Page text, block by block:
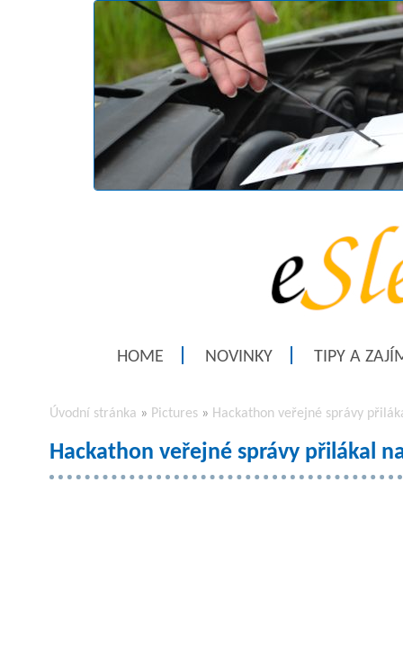
HOME NOVINKY TIPY A
Úvodní stránka » Pictures » Hackathon veřejné správy
Hackathon veřejné správy přilákal